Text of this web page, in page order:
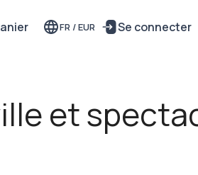
FR /EUR Se connecter
et